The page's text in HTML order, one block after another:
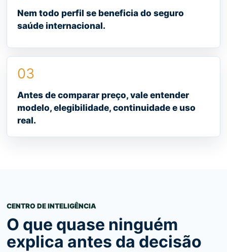
Nem todo perfil se beneficia do seguro
saúde internacional.
03
Antes de comparar preço, vale entender
modelo, elegibilidade, continuidade e uso
real.
CENTRO DE INTELIGÊNCIA
O que quase ninguém
explica antes da decisão